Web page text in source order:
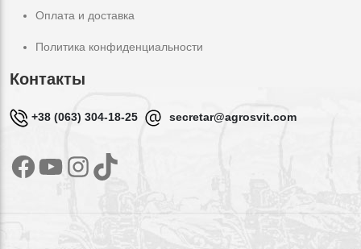
Оплата и доставка
Политика конфиденциальности
Контакты
+38 (063) 304-18-25 secretar@agrosvit.com
Facebook
YouTube
Instagram
TikTok